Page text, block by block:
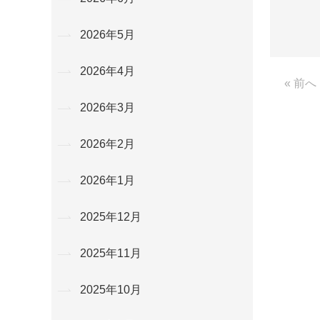
« 前へ
2026年5月
2026年4月
2026年3月
2026年2月
2026年1月
2025年12月
2025年11月
2025年10月